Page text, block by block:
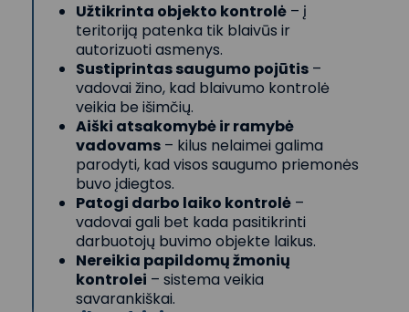
Užtikrinta objekto kontrolė – į
teritoriją patenka tik blaivūs ir
autorizuoti asmenys.
Sustiprintas saugumo pojūtis –
vadovai žino, kad blaivumo kontrolė
veikia be išimčių.
Aiški atsakomybė ir ramybė
vadovams – kilus nelaimei galima
parodyti, kad visos saugumo priemonės
buvo įdiegtos.
Patogi darbo laiko kontrolė –
vadovai gali bet kada pasitikrinti
darbuotojų buvimo objekte laikus.
Nereikia papildomų žmonių
kontrolei – sistema veikia
savarankiškai.